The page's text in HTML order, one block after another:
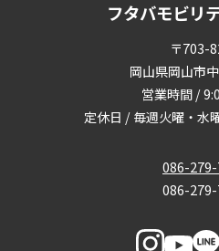
フタバモビリ
〒703-
岡山県岡山市
営業時間 /
定休日 / 毎週火曜・水
086-
086-